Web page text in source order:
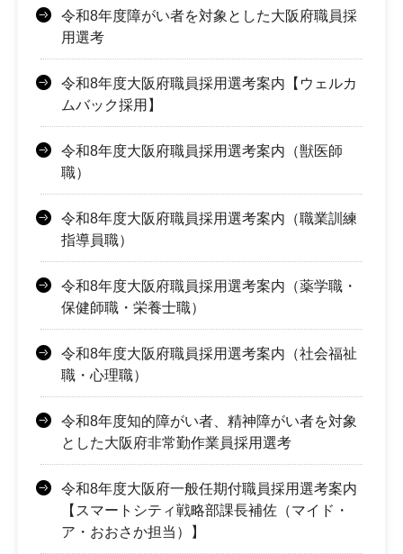
令和8年度障がい者を対象とした大阪府職員採
用選考
令和8年度大阪府職員採用選考案内【ウェルカ
ムバック採用】
令和8年度大阪府職員採用選考案内（獣医師
職）
令和8年度大阪府職員採用選考案内（職業訓練
指導員職）
令和8年度大阪府職員採用選考案内（薬学職・
保健師職・栄養士職）
令和8年度大阪府職員採用選考案内（社会福祉
職・心理職）
令和8年度知的障がい者、精神障がい者を対象
とした大阪府非常勤作業員採用選考
令和8年度大阪府一般任期付職員採用選考案内
【スマートシティ戦略部課長補佐（マイド・
ア・おおさか担当）】